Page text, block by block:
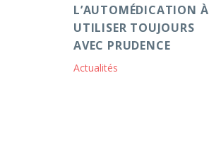
L’AUTOMÉDICATION À
UTILISER TOUJOURS
AVEC PRUDENCE
Actualités